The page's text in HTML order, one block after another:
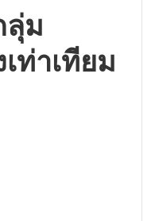
ลุ่ม
ท่าเทียม